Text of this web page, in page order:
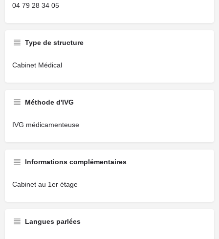
04 79 28 34 05
Type de structure
Cabinet Médical
Méthode d'IVG
IVG médicamenteuse
Informations complémentaires
Cabinet au 1er étage
Langues parlées